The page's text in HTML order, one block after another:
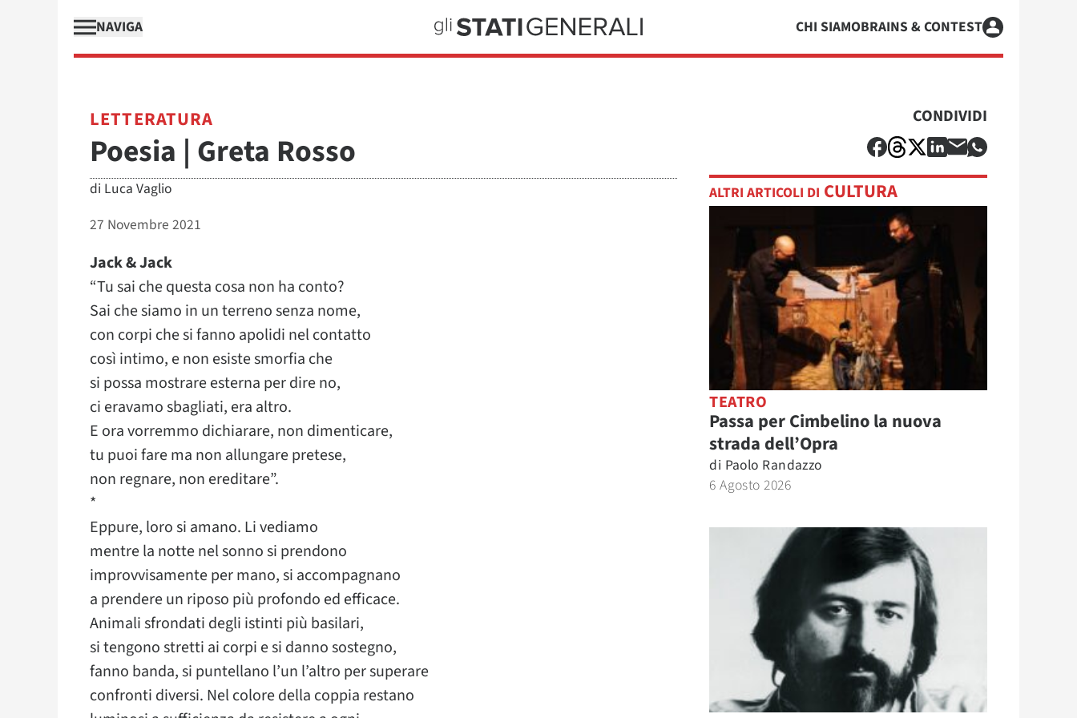
NAVIGA CHI SIAMOBRAINS & CONTEST
LETTERATURA
Poesia | Greta Rosso
di Luca Vaglio
27 Novembre 2021
Jack & Jack
“Tu sai che questa cosa non ha conto?
Sai che siamo in un terreno senza nome,
con corpi che si fanno apolidi nel contatto
così intimo, e non esiste smorfia che
si possa mostrare esterna per dire no,
ci eravamo sbagliati, era altro.
E ora vorremmo dichiarare, non dimenticare,
tu puoi fare ma non allungare pretese,
non regnare, non ereditare”.
*
Eppure, loro si amano. Li vediamo
mentre la notte nel sonno si prendono
improvvisamente per mano, si accompagnano
a prendere un riposo più profondo ed efficace.
Animali sfrondati degli istinti più basilari,
si tengono stretti ai corpi e si danno sostegno,
fanno banda, si puntellano l’un l’altro per superare
confronti diversi. Nel colore della coppia restano
CONDIVIDI
ALTRI ARTICOLI DI CULTURA
TEATRO
Passa per Cimbelino la nuova
strada dell’Opra
di Paolo Randazzo
6 Agosto 2026